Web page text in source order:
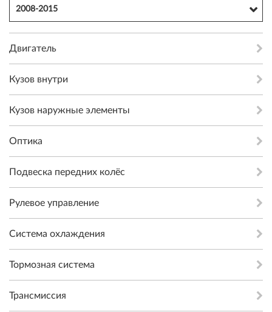
2008-2015
Двигатель
Кузов внутри
Кузов наружные элементы
Оптика
Подвеска передних колёс
Рулевое управление
Система охлаждения
Тормозная система
Трансмиссия